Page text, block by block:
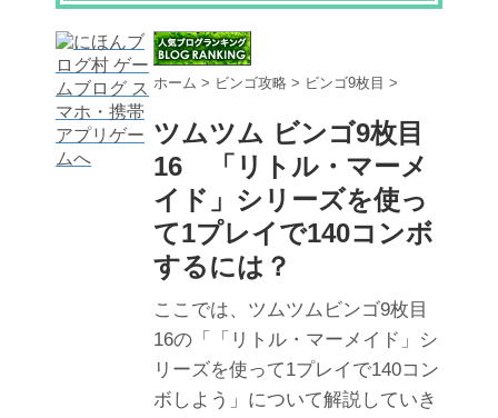
ホーム > ビンゴ攻略 > ビンゴ9枚目 >
ツムツム ビンゴ9枚目
16 「リトル・マーメ
イド」シリーズを使っ
て1プレイで140コンボ
するには？
ここでは、ツムツムビンゴ9枚目
16の「「リトル・マーメイド」シ
リーズを使って1プレイで140コン
ボしよう」について解説していき